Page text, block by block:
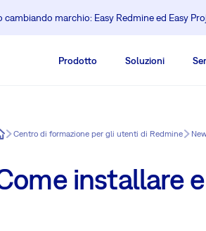
cambiando marchio: Easy Redmine ed Easy
Prodotto Soluzioni
Centro di formazione per gli utenti di Redmine
installare